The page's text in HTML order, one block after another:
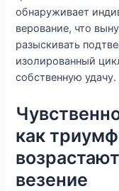
обнаруживает
верование, что
разыскивать
изолированный
собственную удачу.
как
везение